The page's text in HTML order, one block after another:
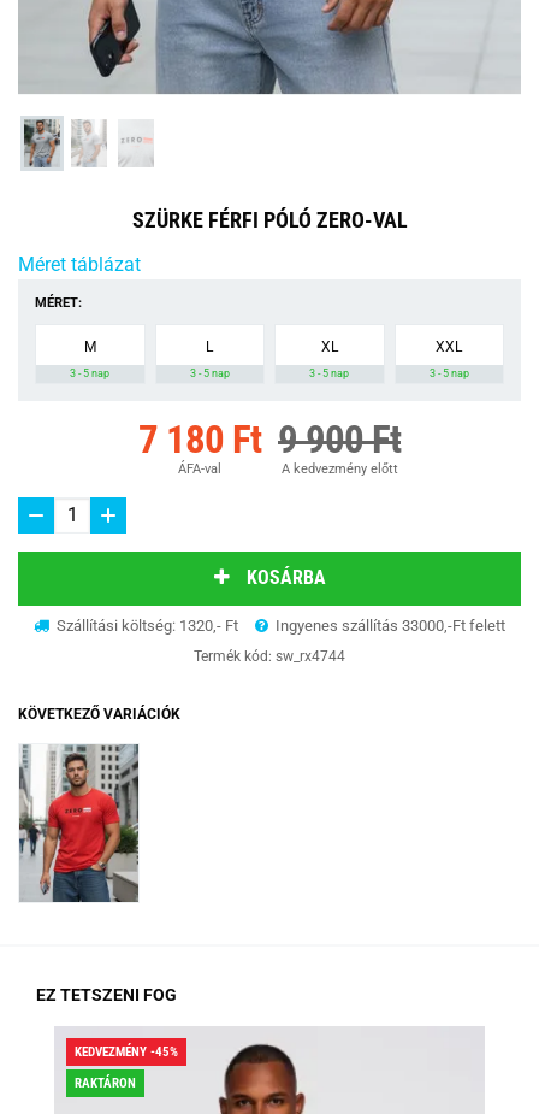
SZÜRKE FÉRFI PÓLÓ ZERO-VAL
Méret táblázat
MÉRET:
M
3 - 5 nap
L
3 - 5 nap
XL
3 - 5 nap
XXL
3 - 5 nap
7 180 Ft
ÁFA-val
9 900 Ft
A kedvezmény előtt
KOSÁRBA
Szállítási költség: 1320,- Ft Ingyenes szállítás 33000,-Ft felett
Termék kód: sw_rx4744
KÖVETKEZŐ VARIÁCIÓK
EZ TETSZENI FOG
KEDVEZMÉNY -45%
RAKTÁRON